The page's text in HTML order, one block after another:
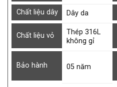
Chất liệu dây Dây da
Chất liệu vỏ
Thép 316L
không gỉ
Bảo hành 05 năm